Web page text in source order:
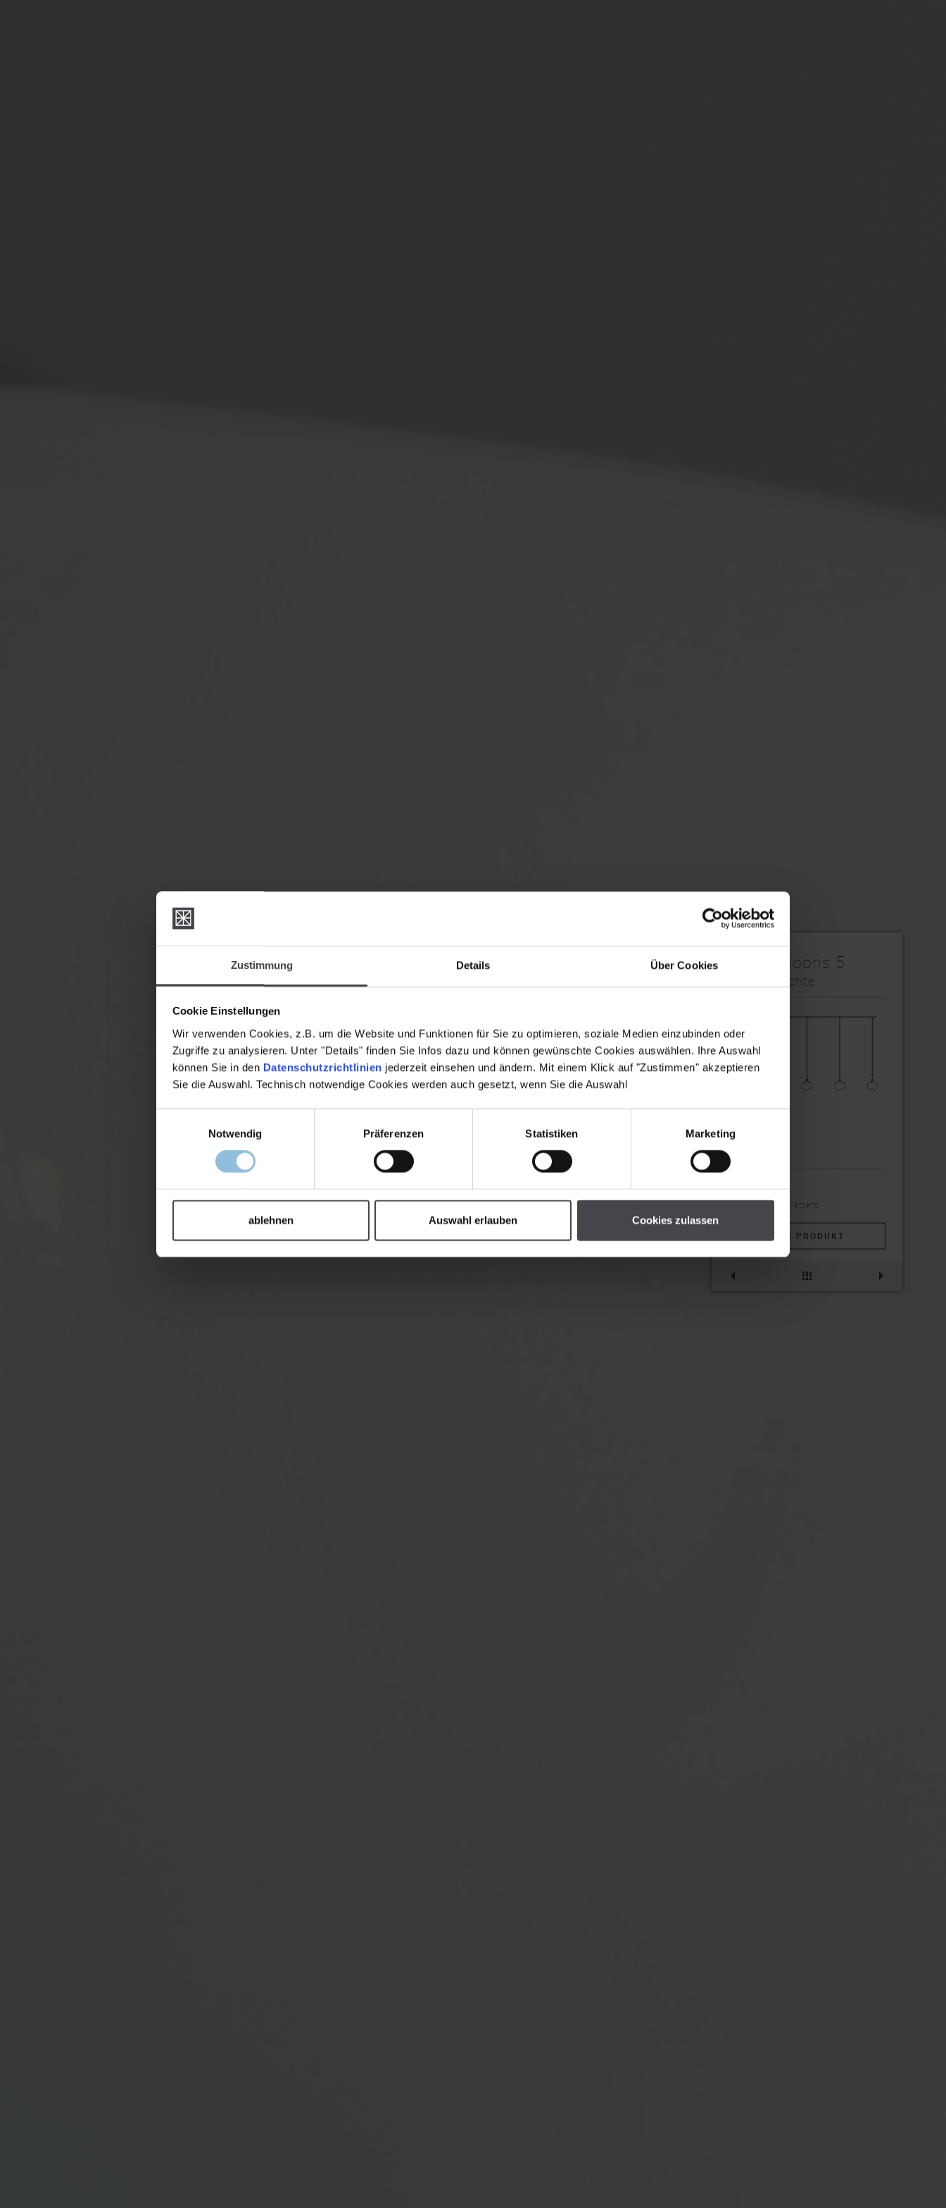
Zustimmung Details Über Cookies
Cookie Einstellungen
Wir verwenden Cookies, z.B. um die Website und Funktionen für Sie zu optimieren, soziale Medien einzubinden oder
Zugriffe zu analysieren. Unter "Details" finden Sie Infos dazu und können gewünschte Cookies auswählen. Ihre Auswahl
können Sie in den Datenschutzrichtlinien jederzeit einsehen und ändern. Mit einem Klick auf "Zustimmen" akzeptieren
Sie die Auswahl. Technisch notwendige Cookies werden auch gesetzt, wenn Sie die Auswahl
Notwendig
Präferenzen Statistiken Marketing
ablehnen Auswahl erlauben Cookies zulassen
White Moons 5
Pendelleuchte
2.165,80€
inkl. MwSt, exkl. Versand
ZUM PRODUKT